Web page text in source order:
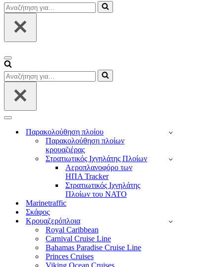
Αναζήτηση
για...
Μενού
πλοήγησης
Αναζήτηση
για...
Μενού
πλοήγησηςΠαρακολούθηση πλοίου
Παρακολούθηση πλοίων
κρουαζιέρας
Στρατιωτικός Ιχνηλάτης Πλοίων
Αεροπλανοφόρο των
ΗΠΑ Tracker
Στρατιωτικός Ιχνηλάτης
Πλοίων του ΝΑΤΟ
Marinetraffic
Σκάφος
Κρουαζερόπλοια
Royal Caribbean
Carnival Cruise Line
Bahamas Paradise Cruise Line
Princes Cruises
Viking Ocean Cruises